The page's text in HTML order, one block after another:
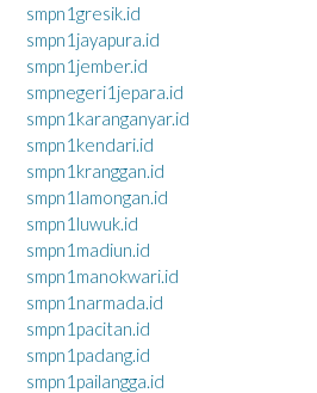
smpn1gresik.id
smpn1jayapura.id
smpn1jember.id
smpnegeri1jepara.id
smpn1karanganyar.id
smpn1kendari.id
smpn1kranggan.id
smpn1lamongan.id
smpn1luwuk.id
smpn1madiun.id
smpn1manokwari.id
smpn1narmada.id
smpn1pacitan.id
smpn1padang.id
smpn1pailangga.id